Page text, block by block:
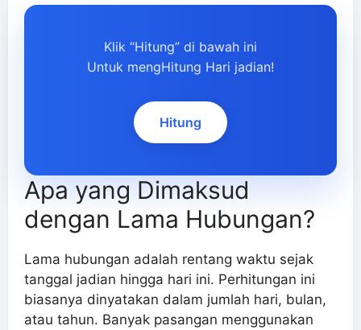
Klik “Hitung” di bawah ini
Untuk mengHitung Hari jadian!
Hitung
Apa yang Dimaksud
dengan Lama Hubungan?
Lama hubungan adalah rentang waktu sejak
tanggal jadian hingga hari ini. Perhitungan ini
biasanya dinyatakan dalam jumlah hari, bulan,
atau tahun. Banyak pasangan menggunakan